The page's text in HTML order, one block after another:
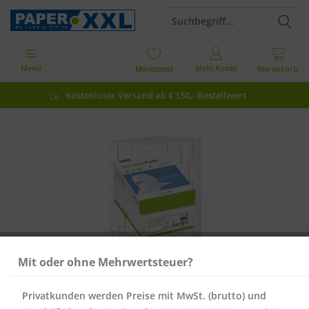
Kostenloser Versand ab € 150,- Bestellwert
Warenkorb
Merkzettel Mein Konto
Menü
Mit oder ohne Mehrwertsteuer?
Privatkunden werden Preise mit MwSt. (brutto) und